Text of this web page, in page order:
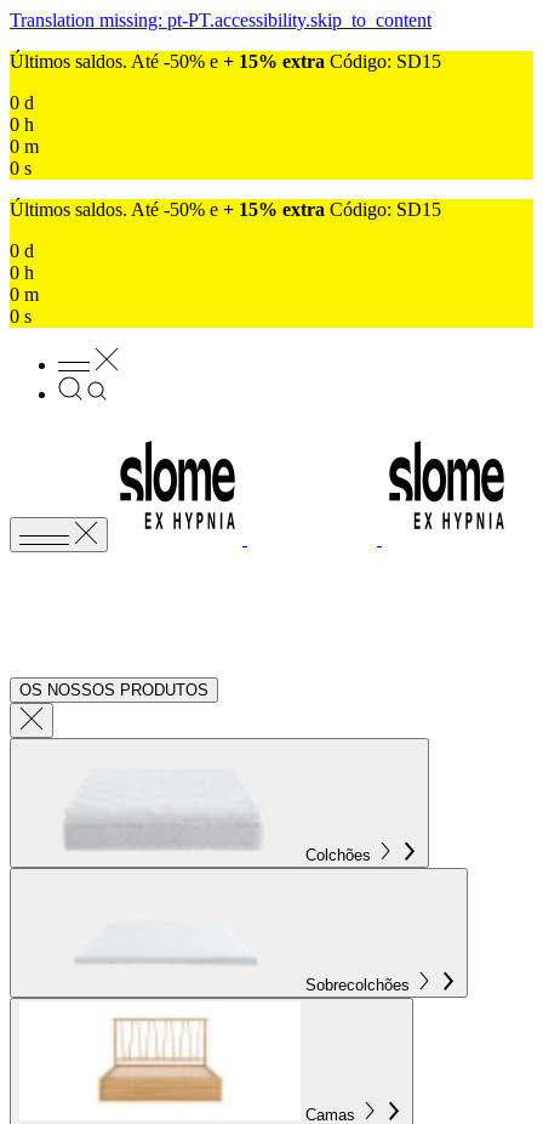
Translation missing: pt-PT.accessibility.skip_to_content
Últimos saldos. Até -50% e + 15% extra Código: SD15
0 d
0 h
0 m
0 s
Últimos saldos. Até -50% e + 15% extra Código: SD15
0 d
0 h
0 m
0 s
OS NOSSOS PRODUTOS
Colchões
Sobrecolchões
Camas